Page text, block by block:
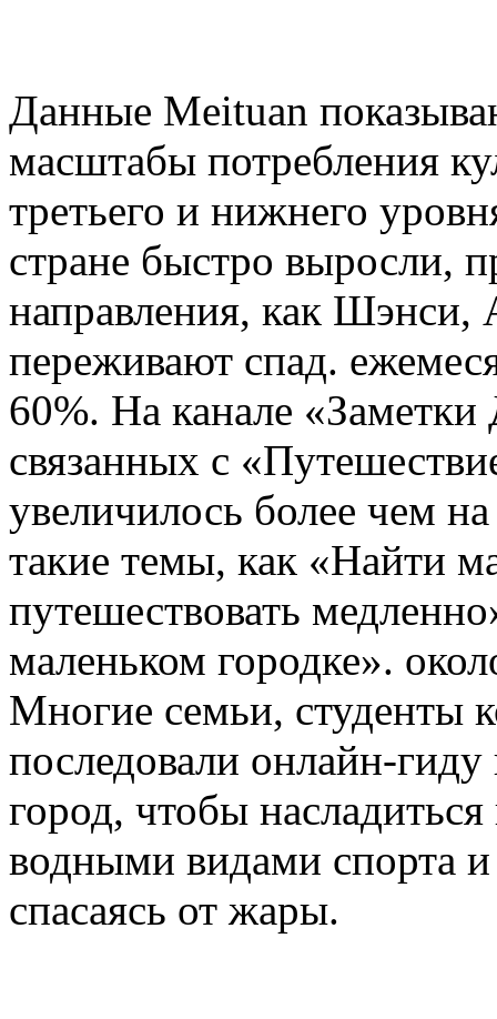
Данные Meituan
масштабы потребления
третьего и нижнего
стране быстро выросли,
направления, как
переживают спад.
60%. На канале «Заметки
связанных с
увеличилось более чем
такие темы, как «Найти
путешествовать
маленьком городке».
Многие семьи, студенты
последовали онлайн-
город, чтобы
водными видами спорта и
спасаясь от жары.